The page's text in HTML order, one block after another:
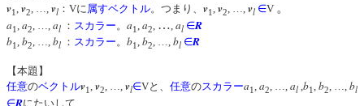
v1, v2, …, vl ：Vに属すベクトル。つまり、 v1, v2, …, vl ∈V 。
a1 a2 al ： スカラー 。 a1 a2 … al ∈R
b1, b2, …, bl ： スカラー。 b1, b2, …, bl ∈R
【本題】
任意のベクトルv1, v2, …, vl∈Vと、 任意のスカラーa1, a2, …, al ,b1, b2, …, bl
∈Rにたいして、